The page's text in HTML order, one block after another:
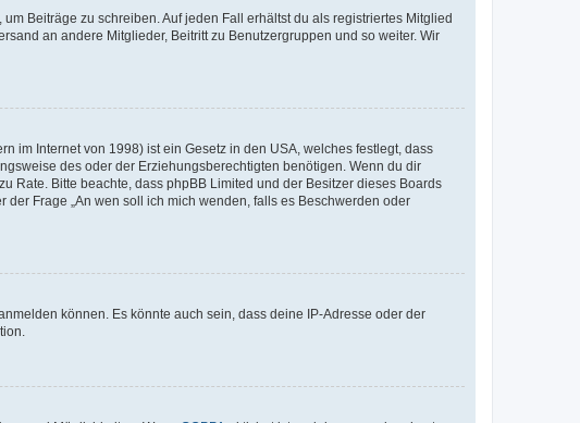
Beiträge zu schreiben. Auf jeden Fall erhältst du als registriertes Mitglied
an andere Mitglieder, Beitritt zu Benutzergruppen und so weiter. Wir
im Internet von 1998) ist ein Gesetz in den USA, welches festlegt, dass
des oder der Erziehungsberechtigten benötigen. Wenn du dir
Rate. Bitte beachte, dass phpBB Limited und der Besitzer dieses Boards
Frage „An wen soll ich mich wenden, falls es Beschwerden oder
können. Es könnte auch sein, dass deine IP-Adresse oder der